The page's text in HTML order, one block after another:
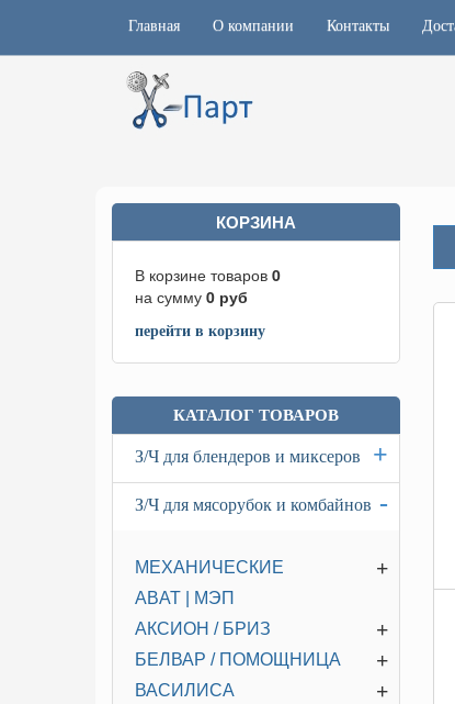
Главная О компании Контакты
КОРЗИНА
В корзине товаров 0
на сумму 0 руб
перейти в корзину
КАТАЛОГ ТОВАРОВ
+
З/Ч для блендеров и миксеров
-
З/Ч для мясорубок и комбайнов
+
МЕХАНИЧЕСКИЕ
ABAT | МЭП
+
АКСИОН / БРИЗ
+
БЕЛВАР / ПОМОЩНИЦА
+
ВАСИЛИСА